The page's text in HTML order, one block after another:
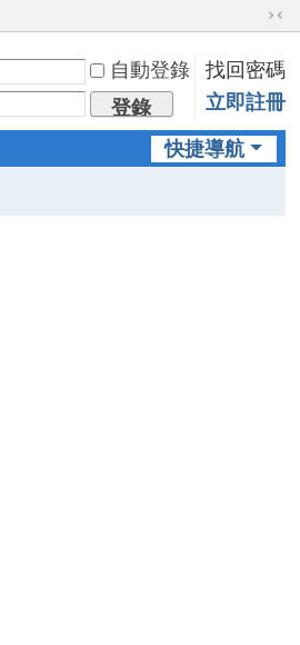
切
換
到
窄
版
自動登錄
找回密碼
登錄 立即註冊
快捷導航